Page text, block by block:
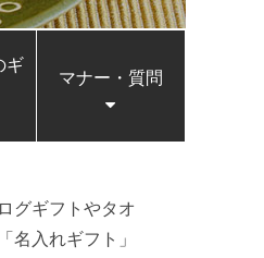
ギ
マナー・質問
グギフトやタオ
名入れギフト」